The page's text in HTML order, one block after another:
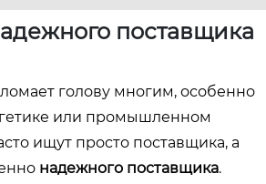
поставщика
голову многим, особенно
или промышленном
ищут просто поставщика, а
надежного поставщика.